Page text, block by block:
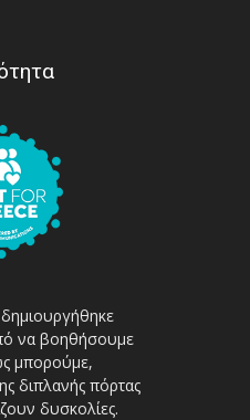
να βοηθήσουμε
μπορούμε,
διπλανής πόρτας
δυσκολίες.